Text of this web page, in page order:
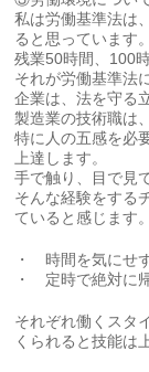
私は労働基準法は
ると思っています。
残業50時間、100
それが労働基準法
企業は、法を守る
製造業の技術職は
特に人の五感を必
上達します。
手で触り、目で見
そんな経験をする
ていると感じます。
・ 時間を気にせ
・ 定時で絶対に
それぞれ働くスタ
くられると技能は